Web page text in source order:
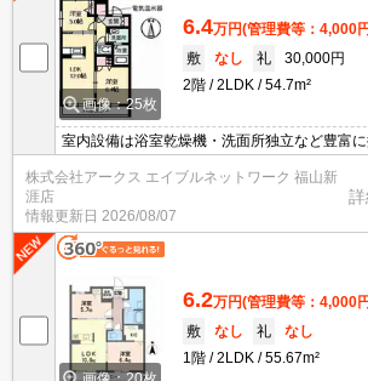
画像：25枚
6.4万円(管理費等：4,000
敷
なし 礼
30,000円
2階
2LDK 54.7m²
室内設備は浴室乾燥機・洗面所独立など豊富に
荷物を受け取りが後日になってしまいますが、
のでいつでも受け取ることができその心配が
きの物件です。チューナー内蔵のTVをお持ち
視聴可能です。
株式会社アークス エイブルネットワーク 福山新
涯店
情報更新日 2026/08/07
6.2万円(管理費等：4,000
敷
なし 礼
なし
1階
2LDK 55.67m²